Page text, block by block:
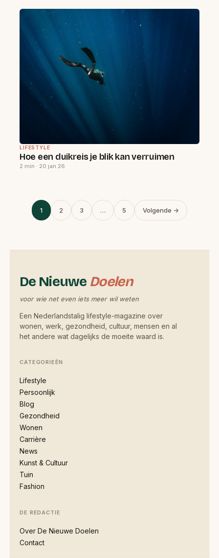
LIFESTYLE
Hoe een duikreis je blik kan verruimen
2 min · 20 jan 26
Berichten
1 2 3 … 5 Volgende →
De Nieuwe Doelen
voor wie net even iets meer wil weten
Een Nederlandstalig lifestyle-magazine over
wonen, werk, gezondheid, cultuur, mensen en al
het andere wat dagelijks de moeite waard is.
CATEGORIEËN
Lifestyle
Persoonlijk
Blog
Gezondheid
Wonen
Carrière
News
Kunst & Cultuur
Tuin
Fashion
DE REDACTIE
Over De Nieuwe Doelen
Contact